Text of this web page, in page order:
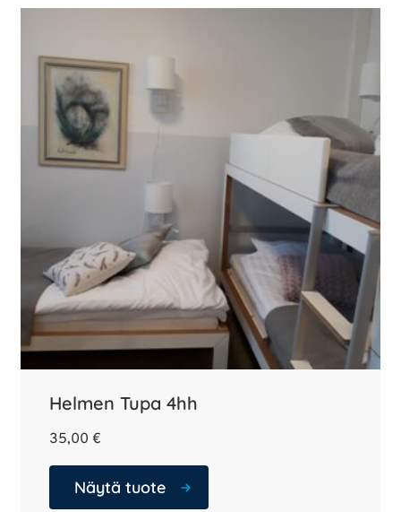
Helmen Tupa 4hh
35,00 €
Näytä tuote